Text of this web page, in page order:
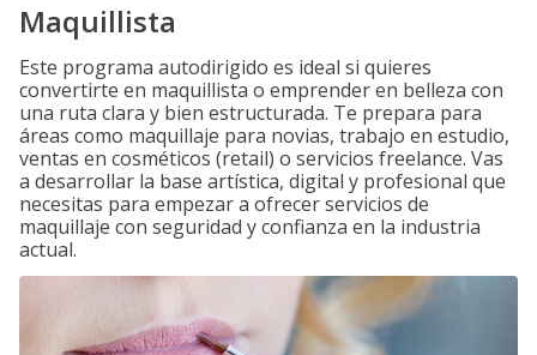
Maquillista
Este programa autodirigido es ideal si quieres
convertirte en maquillista o emprender en belleza con
una ruta clara y bien estructurada. Te prepara para
áreas como maquillaje para novias, trabajo en estudio,
ventas en cosméticos (retail) o servicios freelance. Vas
a desarrollar la base artística, digital y profesional que
necesitas para empezar a ofrecer servicios de
maquillaje con seguridad y confianza en la industria
actual.